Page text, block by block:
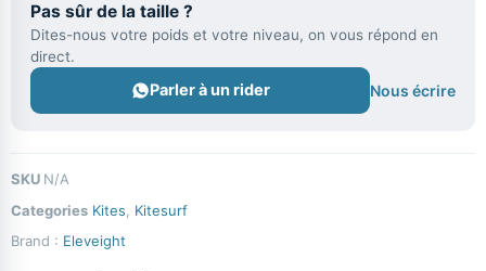
Pas sûr de la taille ?
Dites-nous votre poids et votre niveau, on vous répond en
direct.
Parler à un rider Nous écrire
SKU N/A
Categories Kites
Kitesurf
Brand : Eleveight